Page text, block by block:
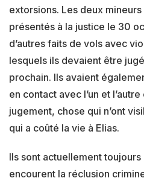
extorsions. Les deux
présentés à la justice le 30
d’autres faits de vols avec
lesquels ils devaient être
prochain. Ils avaient
en contact avec l’un et
jugement, chose qui n’ont
qui a coûté la vie à Elias.
Ils sont actuellement
encourent la réclusion